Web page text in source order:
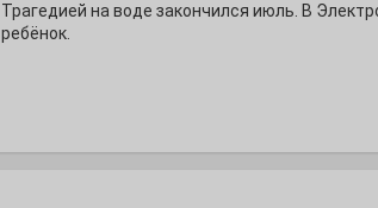
Трагедией на воде закончился июль. В
ребёнок.